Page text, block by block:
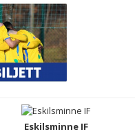
Eskilsminne IF